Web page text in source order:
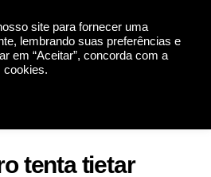
site para fornecer uma
lembrando suas preferências e
em “Aceitar”, concorda com a
cookies.
tenta tietar